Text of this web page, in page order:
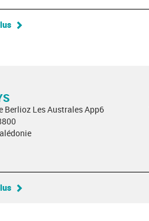
Berlioz Les Australes App6